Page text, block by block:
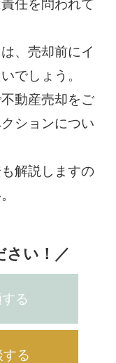
任を問われて
、売却前にイ
でしょう。
動産売却をご
ションについ
解説しますの
さい！／
る
する